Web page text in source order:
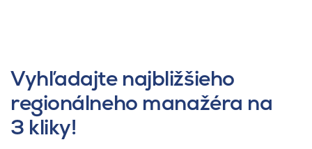
Vyhľadajte najbližšieho
regionálneho manažéra na
3 kliky!